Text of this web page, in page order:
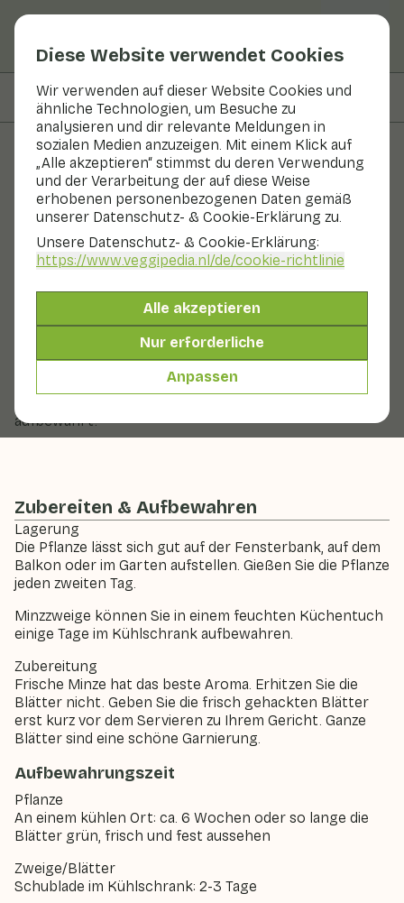
Diese Website verwendet Cookies
Wir verwenden auf dieser Website Cookies und
ähnliche Technologien, um Besuche zu
analysieren und dir relevante Meldungen in
sozialen Medien anzuzeigen. Mit einem Klick auf
„Alle akzeptieren“ stimmst du deren Verwendung
und der Verarbeitung der auf diese Weise
erhobenen personenbezogenen Daten gemäß
unserer Datenschutz- & Cookie-Erklärung zu.
Unsere Datenschutz- & Cookie-Erklärung:
https://www.veggipedia.nl/de/cookie-richtlinie
Alle akzeptieren
Nur erforderliche
Anpassen
Auf dieser Seite Zubereiten & Aufbewahren
Obst und Gemüse
Weiße Minze
In Saison Kräuter Kühlschrank
minzähnlichen, aber auch apfelähnlichen Duft haben.
Die Pflanze ist in den Niederlanden selten. Die Pflanze
steht auf der Liste der geschützten seltenen Pflanzen.
Es ist verboten, sie zu pflücken. Aber das Pflänzchen
lässt sich auch gut anbauen. Die Blätter und Stängel
sind behaart und die Blüten sind weiß bis hellviolett.
aufbewahrt.
Zubereiten & Aufbewahren
Lagerung
Die Pflanze lässt sich gut auf der Fensterbank, auf dem
Balkon oder im Garten aufstellen. Gießen Sie die Pflanze
jeden zweiten Tag.
Minzzweige können Sie in einem feuchten Küchentuch
einige Tage im Kühlschrank aufbewahren.
Zubereitung
Frische Minze hat das beste Aroma. Erhitzen Sie die
Blätter nicht. Geben Sie die frisch gehackten Blätter
erst kurz vor dem Servieren zu Ihrem Gericht. Ganze
Blätter sind eine schöne Garnierung.
Aufbewahrungszeit
Pflanze
An einem kühlen Ort: ca. 6 Wochen oder so lange die
Blätter grün, frisch und fest aussehen
Zweige/Blätter
Schublade im Kühlschrank: 2-3 Tage